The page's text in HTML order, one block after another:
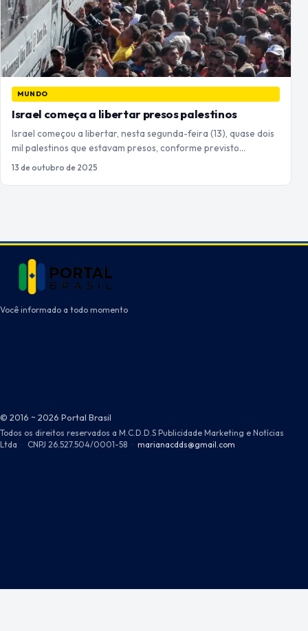
MUNDO
Israel começa a libertar presos palestinos
Israel começou a libertar, nesta segunda-feira (13), quase dois
mil palestinos que estavam presos, conforme previsto…
13 de outubro de 2025
Você informado a todo momento
© 2016 ~ 2026 Portal Brasil
Todos os direitos reservados a M.C.D.D.S Publicidade Marketing e Notícias
Ltda · CNPJ 26.527.504/0001-58 · marianacdds@gmail.com